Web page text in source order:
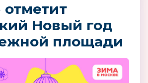
Новый год
площади